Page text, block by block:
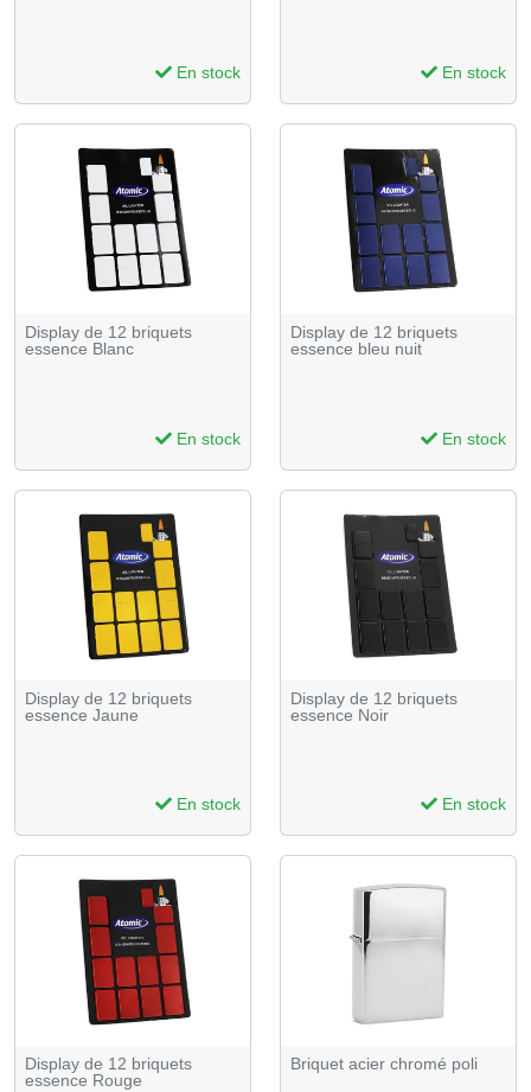
En stock En stock
Display de 12 briquets
essence Blanc
En stock
Display de 12 briquets
essence bleu nuit
En stock
Display de 12 briquets
essence Jaune
En stock
Display de 12 briquets
essence Noir
En stock
Display de 12 briquets
essence Rouge
Briquet acier chromé poli